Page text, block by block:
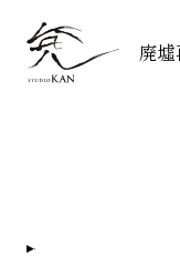
廃